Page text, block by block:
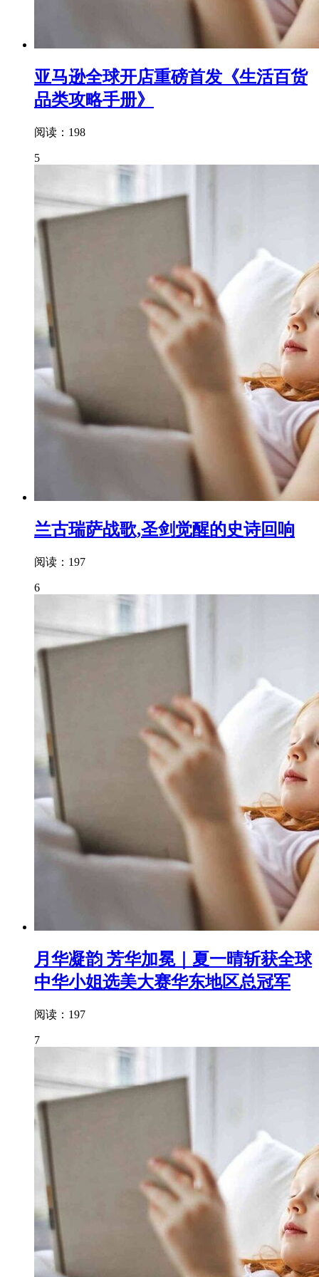
亚马逊全球开店重磅首发《生活百货
品类攻略手册》
阅读：198
5
兰古瑞萨战歌,圣剑觉醒的史诗回响
阅读：197
6
月华凝韵 芳华加冕｜夏一晴斩获全球
中华小姐选美大赛华东地区总冠军
阅读：197
7